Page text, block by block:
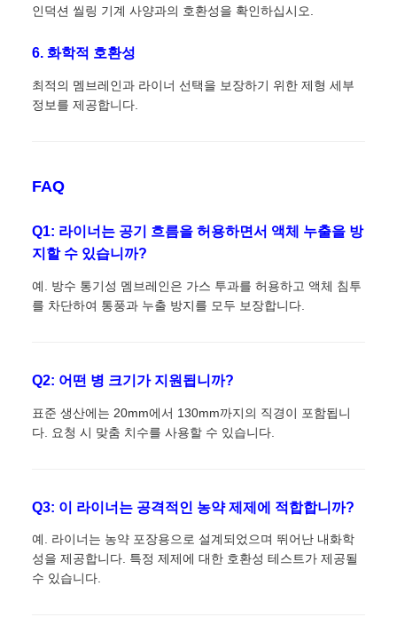
인덕션 씰링 기계 사양과의 호환성을 확인하십시오.
6. 화학적 호환성
최적의 멤브레인과 라이너 선택을 보장하기 위한 제형 세부
정보를 제공합니다.
FAQ
Q1: 라이너는 공기 흐름을 허용하면서 액체 누출을 방
지할 수 있습니까?
예. 방수 통기성 멤브레인은 가스 투과를 허용하고 액체 침투
를 차단하여 통풍과 누출 방지를 모두 보장합니다.
Q2: 어떤 병 크기가 지원됩니까?
표준 생산에는 20mm에서 130mm까지의 직경이 포함됩니
다. 요청 시 맞춤 치수를 사용할 수 있습니다.
Q3: 이 라이너는 공격적인 농약 제제에 적합합니까?
예. 라이너는 농약 포장용으로 설계되었으며 뛰어난 내화학
성을 제공합니다. 특정 제제에 대한 호환성 테스트가 제공될
수 있습니다.